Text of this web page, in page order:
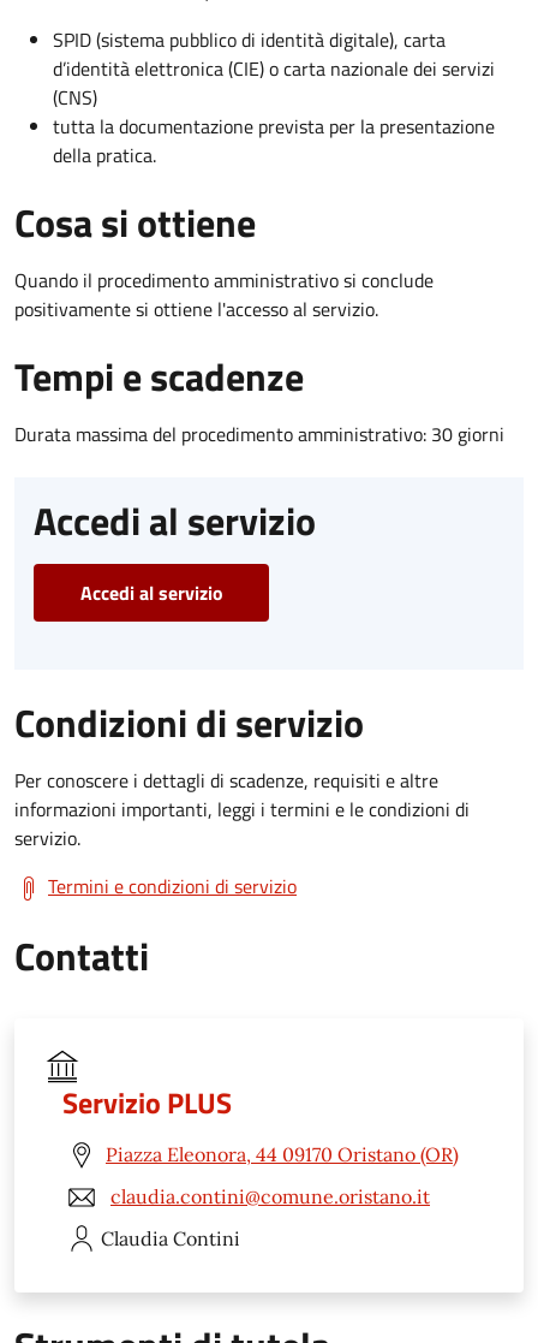
SPID (sistema pubblico di identità digitale), carta
d’identità elettronica (CIE) o carta nazionale dei servizi
(CNS)
tutta la documentazione prevista per la presentazione
della pratica.
Cosa si ottiene
Quando il procedimento amministrativo si conclude
positivamente si ottiene l'accesso al servizio.
Tempi e scadenze
Durata massima del procedimento amministrativo: 30 giorni
Accedi al servizio
Accedi al servizio
Condizioni di servizio
Per conoscere i dettagli di scadenze, requisiti e altre
informazioni importanti, leggi i termini e le condizioni di
servizio.
Termini e condizioni di servizio
Contatti
Servizio PLUS
Piazza Eleonora, 44 09170 Oristano (OR)
claudia.contini@comune.oristano.it
Claudia Contini